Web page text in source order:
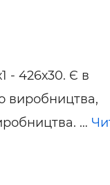
- 426х30. Є в
виробництва,
…